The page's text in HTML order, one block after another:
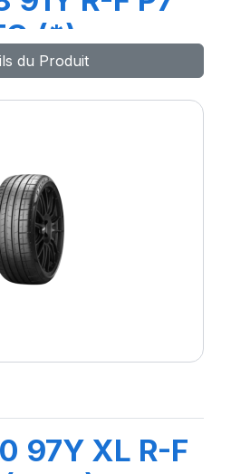
(*)
du Produit
97Y XL R-F